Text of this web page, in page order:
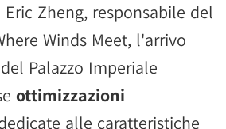
Zheng, responsabile del
Winds Meet, l'arrivo
Palazzo Imperiale
ottimizzazioni
alle caratteristiche